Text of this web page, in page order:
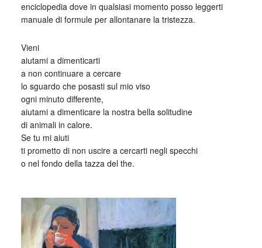
enciclopedia dove in qualsiasi momento posso leggerti
manuale di formule per allontanare la tristezza.
Vieni
aiutami a dimenticarti
a non continuare a cercare
lo sguardo che posasti sul mio viso
ogni minuto differente,
aiutami a dimenticare la nostra bella solitudine
di animali in calore.
Se tu mi aiuti
ti prometto di non uscire a cercarti negli specchi
o nel fondo della tazza del the.